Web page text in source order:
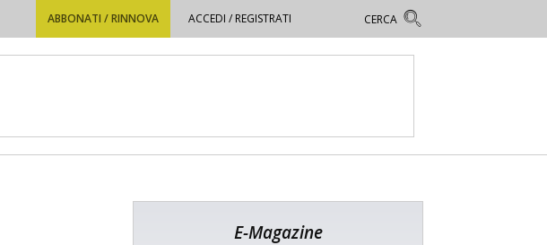
ABBONATI / RINNOVA ACCEDI / REGISTRATI
E-Magazine